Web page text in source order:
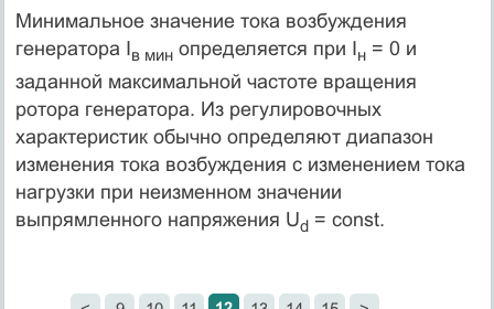
Минимальное значение тока возбуждения
генератора Iв миноп­ределяется при Iн= 0 и
заданной максимальной частоте враще­ния
ротора генератора. Из регулировочных
характеристик обычно определяют диапазон
изменения тока возбуждения с изменением тока
нагрузки при неизменном значении
выпрямленного напря­жения Ud= const.